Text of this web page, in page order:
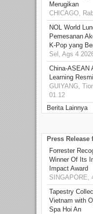
Merugikan
CHICAGO,
NOL World
Pemesanan
K-Pop yang
Sel, Ags 4
China-ASEAN
Learning
GUIYANG,
01.12
Berita Lainnya
Press Release
Forrester
Winner Of Its
Impact Award
SINGAPORE,
Tapestry
Vietnam with
Spa Hoi An